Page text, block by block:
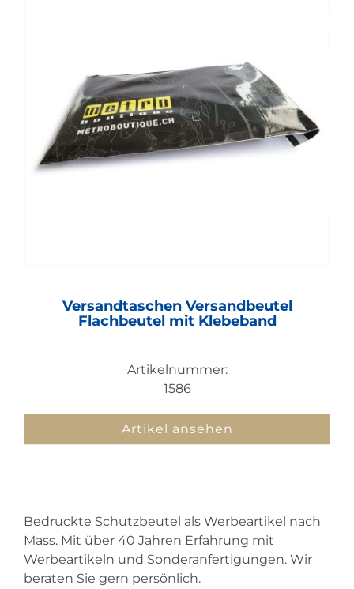
Versandtaschen Versandbeutel
Flachbeutel mit Klebeband
Artikelnummer:
1586
Artikel ansehen
Bedruckte Schutzbeutel als Werbeartikel nach
Mass. Mit über 40 Jahren Erfahrung mit
Werbeartikeln und Sonderanfertigungen. Wir
beraten Sie gern persönlich.